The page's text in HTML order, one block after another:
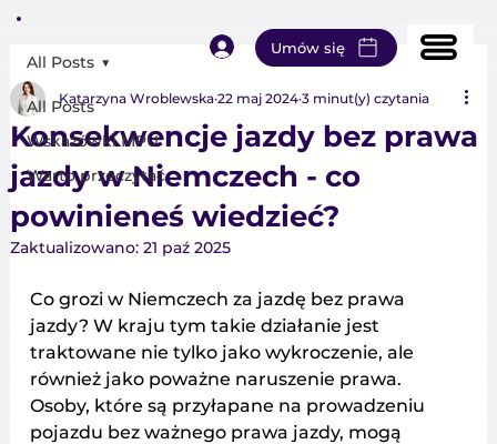
Umów się
All Posts
Wskazówki MPU
Warto przeczytać
All Posts
Konsekwencje jazdy bez prawa
jazdy w Niemczech - co
powinieneś wiedzieć?
Katarzyna Wroblewska 22 maj 2024 3 minut(y) czytania
Zaktualizowano: 21 paź 2025
Co grozi w Niemczech za jazdę bez prawa
jazdy? W kraju tym takie działanie jest
traktowane nie tylko jako wykroczenie, ale
również jako poważne naruszenie prawa.
Osoby, które są przyłapane na prowadzeniu
pojazdu bez ważnego prawa jazdy, mogą